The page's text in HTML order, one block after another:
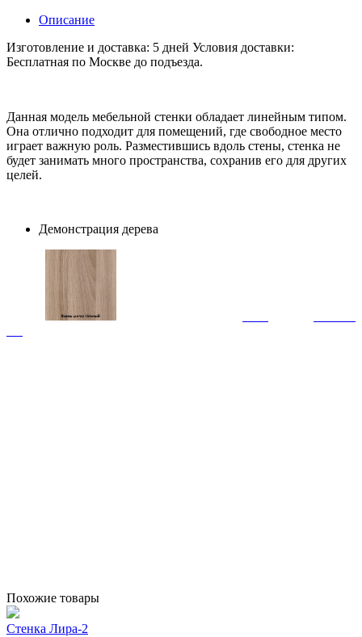
Описание
Изготовление и доставка: 5 дней Условия доставки:
Бесплатная по Москве до подъезда.
Данная модель мебельной стенки обладает линейным типом.
Она отлично подходит для помещений, где свободное место
играет важную роль. Разместившись вдоль стены, стенка не
будет занимать много пространства, сохранив его для других
целей.
Демонстрация дерева
Похожие товары
Стенка Лира-2